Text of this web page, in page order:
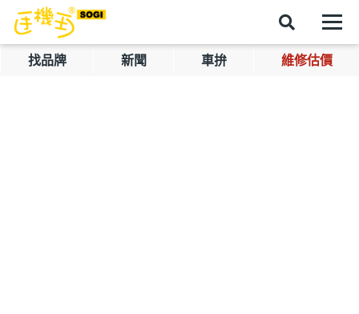
找品牌 新聞 車拚 維修估價